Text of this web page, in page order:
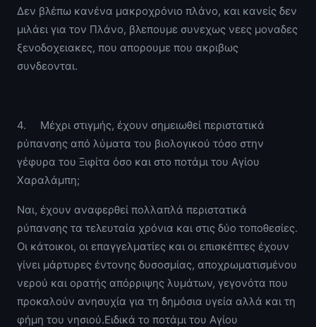
Δεν βλέπω κανένα μακροχρόνιο πλάνο, και κανείς δεν
μιλάει για τον Πλάνο, βλεπουμε συνεχως νεες μοναδες
ξενοδοχειακες, που απορουμε που ακριβως
συνδεονται.
4. Μέχρι στιγμής, έχουν σημειωθεί περιστατικά
ρύπανσης από λύματα του βιολογικού τόσο στην
γέφυρα του Ξιφίτα όσο και στο ποτάμι του Αγίου
Χαραλάμπη;
Ναι, έχουν αναφερθεί πολλαπλά περιστατικά
ρύπανσης τα τελευταία χρόνια και στις δύο τοποθεσίες.
Οι κάτοικοι, οι επαγγελματίες και οι επισκέπτες έχουν
γίνει μάρτυρες έντονης δυσοσμίας, αποχρωματισμένου
νερού και ορατής απόρριψης λυμάτων, γεγονότα που
προκαλούν ανησυχία για τη δημόσια υγεία αλλά και τη
φήμη του νησιού.Ειδικά το ποτάμι του Αγίου